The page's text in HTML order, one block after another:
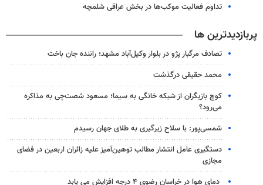
تداوم فعالیت موکب‌ها در بخش عراقی شلمچه
پربازدیدترین ها
تصادف مرگبار پژو در بلوار وکیل‌آباد مشهد؛ راننده جان باخت
محمد حقیقی درگذشت
کوچ بازیگران از شبکه خانگی به سیما؛ مسعود شصت‌چی به مذاکره
می‌رود؟
شمسی‌پور: با سلاح زیرگیری به طلای جهان رسیدم
دستگیری عامل انتشار مطالب توهین‌آمیز علیه زائران اربعین در فضای
مجازی
دمای هوا در خراسان رضوی ۴ درجه افزایش می یابد